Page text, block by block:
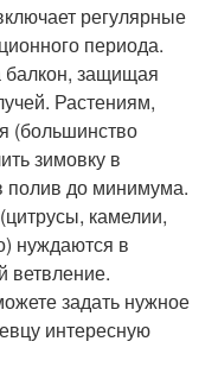
регулярные
периода.
защищая
Растениям,
(большинство
зимовку в
полив до минимума.
камелии,
нуждаются в
ветвление.
задать нужное
интересную